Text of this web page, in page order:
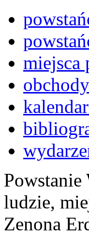
miejsca
ludzie,
Zenona